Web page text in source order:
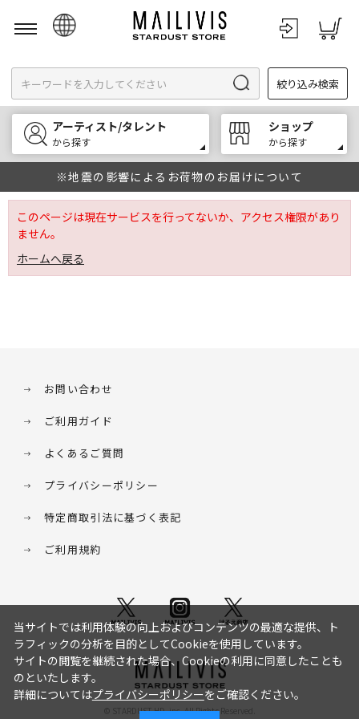
English
한국어
中文
絞り込み検索
アーティスト/タレント
から探す
ショップ
から探す
※地震の影響によるお荷物のお届けについて
このページは現在サービスを行ってないか、アクセス権限があり
ません。
ホームへ戻る
お問い合わせ
ご利用ガイド
よくあるご質問
プライバシーポリシー
特定商取引法に基づく表記
ご利用規約
© STARDUST HD. inc. All Rights Reserved.
当サイトでは利用体験の向上およびコンテンツの最適な提供、ト
ラフィックの分析を目的としてCookieを使用しています。
サイトの閲覧を継続された場合、Cookieの利用に同意したことも
のといたします。
詳細についてはプライバシーポリシーをご確認ください。